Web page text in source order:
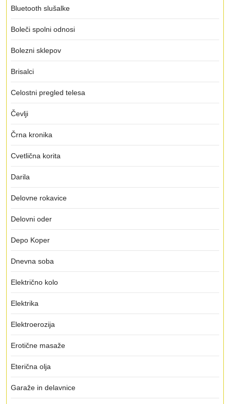
Bluetooth slušalke
Boleči spolni odnosi
Bolezni sklepov
Brisalci
Celostni pregled telesa
Čevlji
Črna kronika
Cvetlična korita
Darila
Delovne rokavice
Delovni oder
Depo Koper
Dnevna soba
Električno kolo
Elektrika
Elektroerozija
Erotične masaže
Eterična olja
Garaže in delavnice